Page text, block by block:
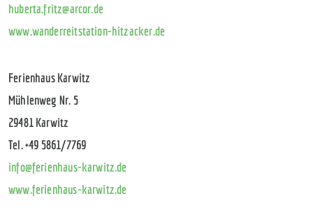
huberta.fritz@arcor.de
www.wanderreitstation-hitzacker.de
Ferienhaus Karwitz
Mühlenweg Nr. 5
29481 Karwitz
Tel. +49 5861/7769
info@ferienhaus-karwitz.de
www.ferienhaus-karwitz.de